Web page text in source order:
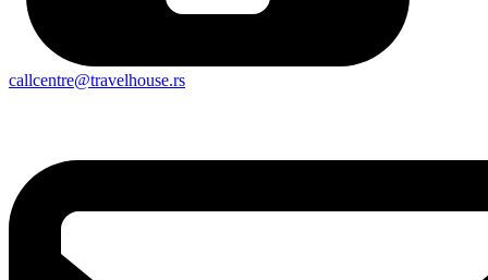
callcentre@travelhouse.rs